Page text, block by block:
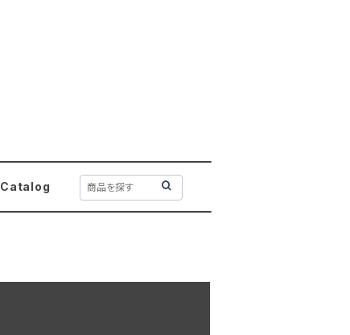
Catalog